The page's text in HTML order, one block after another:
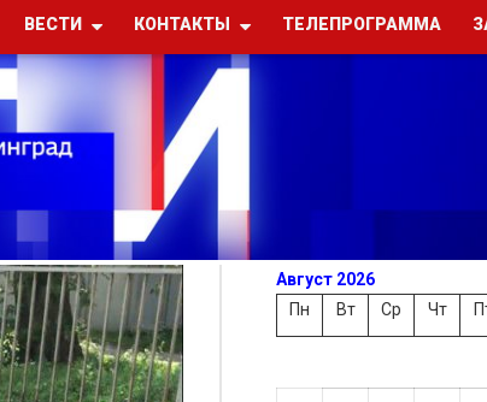
ВЕСТИ КОНТАКТЫ ТЕЛЕПРОГРАММА
Август 2026
Пн
Вт Ср Чт